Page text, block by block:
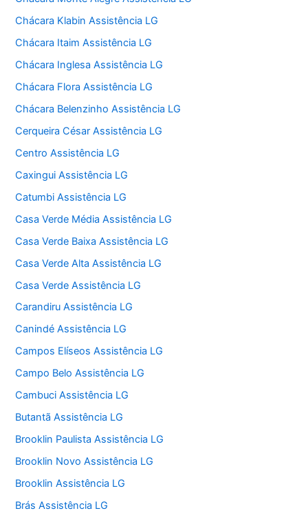
Chácara Klabin Assistência LG
Chácara Itaim Assistência LG
Chácara Inglesa Assistência LG
Chácara Flora Assistência LG
Chácara Belenzinho Assistência LG
Cerqueira César Assistência LG
Centro Assistência LG
Caxingui Assistência LG
Catumbi Assistência LG
Casa Verde Média Assistência LG
Casa Verde Baixa Assistência LG
Casa Verde Alta Assistência LG
Casa Verde Assistência LG
Carandiru Assistência LG
Canindé Assistência LG
Campos Elíseos Assistência LG
Campo Belo Assistência LG
Cambuci Assistência LG
Butantã Assistência LG
Brooklin Paulista Assistência LG
Brooklin Novo Assistência LG
Brooklin Assistência LG
Brás Assistência LG